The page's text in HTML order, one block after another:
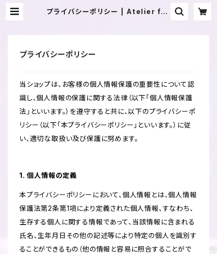
プライバシーポリシー | Atelier fav
プライバシーポリシー
当ショップは、お客様の個人情報保護の重要性について認
識し、個人情報の保護に関する法律（以下「個人情報保護
法」といいます。）を遵守すると共に、以下のプライバシーポ
リシー（以下「本プライバシーポリシー」といいます。）に従
い、適切な取扱い及び保護に努めます。
1. 個人情報の定義
本プライバシーポリシーにおいて、個人情報とは、個人情報
保護法第2条第1項により定義された個人情報、すなわち、
生存する個人に関する情報であって、当該情報に含まれる
氏名、生年月日その他の記述等により特定の個人を識別す
ることができるもの（他の情報と容易に照合することがで